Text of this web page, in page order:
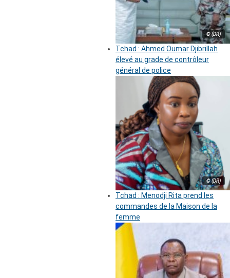
© (DR)
Tchad : Ahmed Oumar Djibrillah
élevé au grade de contrôleur
général de police
© (DR)
Tchad : Menodji Rita prend les
commandes de la Maison de la
femme